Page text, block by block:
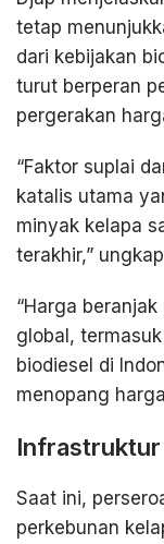
tetap
dari kebijakan
turut berperan
pergerakan
“Faktor suplai
katalis utama
minyak kelapa
terakhir,”
“Harga
global,
biodiesel di
menopang
Infrastruktur
Saat ini,
perkebunan